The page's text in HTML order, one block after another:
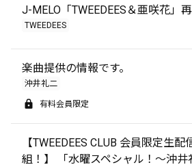
J-MELO「TWEEDEES＆亜咲花」
TWEEDEES
楽曲提供の情報です。
沖井礼二
有料会員限定
【TWEEDEES CLUB 会員限定生配
組！】 「水曜スペシャル！〜沖井